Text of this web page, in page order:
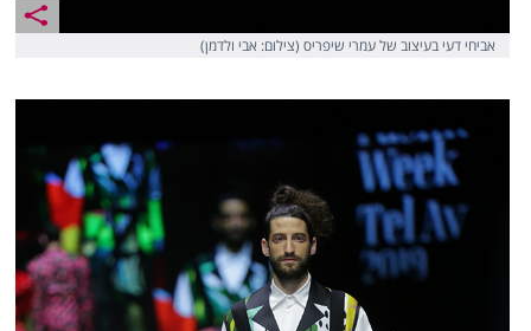
אביחי דעי בעיצוב של עמרי שיפריס (צילום: אבי ולדמן)